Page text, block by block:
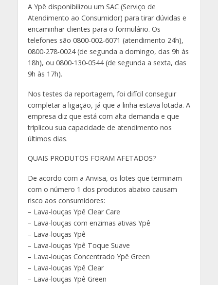
A Ypê disponibilizou um SAC (Serviço de
Atendimento ao Consumidor) para tirar dúvidas e
encaminhar clientes para o formulário. Os
telefones são 0800-002-6071 (atendimento 24h),
0800-278-0024 (de segunda a domingo, das 9h às
18h), ou 0800-130-0544 (de segunda a sexta, das
9h às 17h).
Nos testes da reportagem, foi difícil conseguir
completar a ligação, já que a linha estava lotada. A
empresa diz que está com alta demanda e que
triplicou sua capacidade de atendimento nos
últimos dias.
QUAIS PRODUTOS FORAM AFETADOS?
De acordo com a Anvisa, os lotes que terminam
com o número 1 dos produtos abaixo causam
risco aos consumidores:
– Lava-louças Ypê Clear Care
– Lava-louças com enzimas ativas Ypê
– Lava-louças Ypê
– Lava-louças Ypê Toque Suave
– Lava-louças Concentrado Ypê Green
– Lava-louças Ypê Clear
– Lava-louças Ypê Green